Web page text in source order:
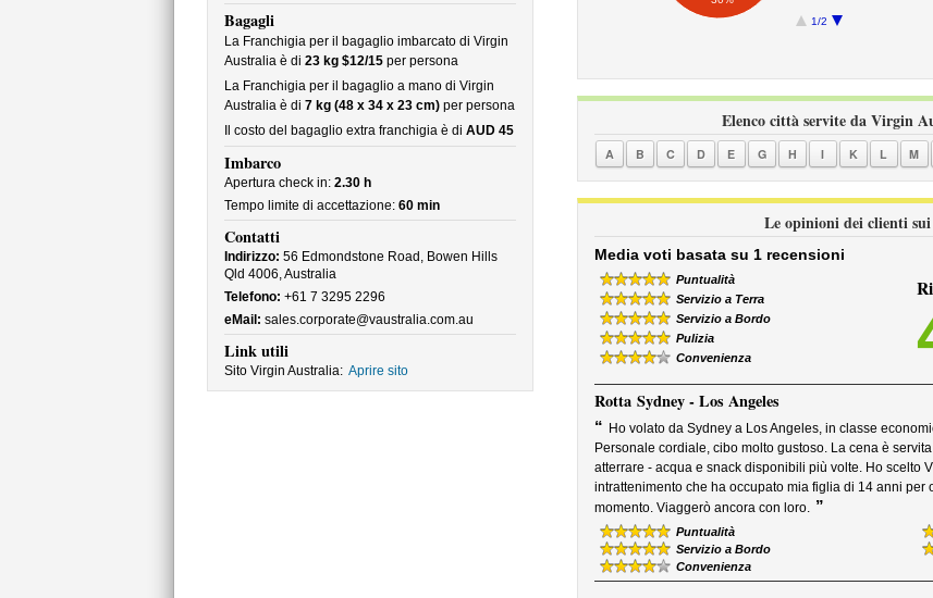
Bagagli
La Franchigia per il bagaglio imbarcato di Virgin
Australia è di 23 kg $12/15per persona
La Franchigia per il bagaglio a mano di Virgin
Australia è di 7 kg (48 x 34 x 23 cm)per persona
Il costo del bagaglio extra franchigia è di AUD 45
Imbarco
Apertura check in: 2.30 h
Tempo limite di accettazione: 60 min
Contatti
Indirizzo: 56 Edmondstone Road, Bowen Hills
Qld 4006, Australia
Telefono: +61 7 3295 2296
eMail: sales.corporate@vaustralia.com.au
Link utili
Sito Virgin Australia: Aprire sito
1/2
Elenco città servite da Virgin
A B C D E G H I K L M
Le opinioni dei clienti
Media voti basata su 1 recensioni
Puntualità
Servizio a Terra
Servizio a Bordo
Pulizia
Convenienza
Rotta Sydney - Los Angeles
“ Ho volato da Sydney a Los Angeles, in classe
Personale cordiale, cibo molto gustoso. La cena è
atterrare - acqua e snack disponibili più volte. Ho scelto
intrattenimento che ha occupato mia figlia di 14 anni per
momento. Viaggerò ancora con loro. ”
Puntualità
Servizio a Bordo
Convenienza